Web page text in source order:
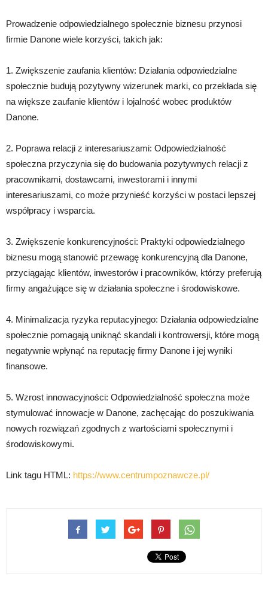
Prowadzenie odpowiedzialnego społecznie biznesu przynosi
firmie Danone wiele korzyści, takich jak:
1. Zwiększenie zaufania klientów: Działania odpowiedzialne
społecznie budują pozytywny wizerunek marki, co przekłada się
na większe zaufanie klientów i lojalność wobec produktów
Danone.
2. Poprawa relacji z interesariuszami: Odpowiedzialność
społeczna przyczynia się do budowania pozytywnych relacji z
pracownikami, dostawcami, inwestorami i innymi
interesariuszami, co może przynieść korzyści w postaci lepszej
współpracy i wsparcia.
3. Zwiększenie konkurencyjności: Praktyki odpowiedzialnego
biznesu mogą stanowić przewagę konkurencyjną dla Danone,
przyciągając klientów, inwestorów i pracowników, którzy preferują
firmy angażujące się w działania społeczne i środowiskowe.
4. Minimalizacja ryzyka reputacyjnego: Działania odpowiedzialne
społecznie pomagają uniknąć skandali i kontrowersji, które mogą
negatywnie wpłynąć na reputację firmy Danone i jej wyniki
finansowe.
5. Wzrost innowacyjności: Odpowiedzialność społeczna może
stymulować innowacje w Danone, zachęcając do poszukiwania
nowych rozwiązań zgodnych z wartościami społecznymi i
środowiskowymi.
Link tagu HTML: https://www.centrumpoznawcze.pl/